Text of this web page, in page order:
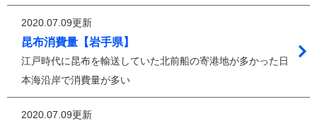
2020.07.09更新
昆布消費量【岩手県】
江戸時代に昆布を輸送していた北前船の寄港地が多かった日
本海沿岸で消費量が多い
2020.07.09更新